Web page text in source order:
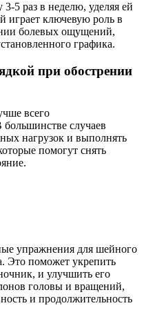
3-5 раз в неделю, уделяя ей
играет ключевую роль в
болевых ощущений,
графика.
при обострении
всего
большинстве случаев
нагрузок и выполнять
помогут снять
упражнения для шейного
Это поможет укрепить
и улучшить его
головы и вращений,
и продолжительность